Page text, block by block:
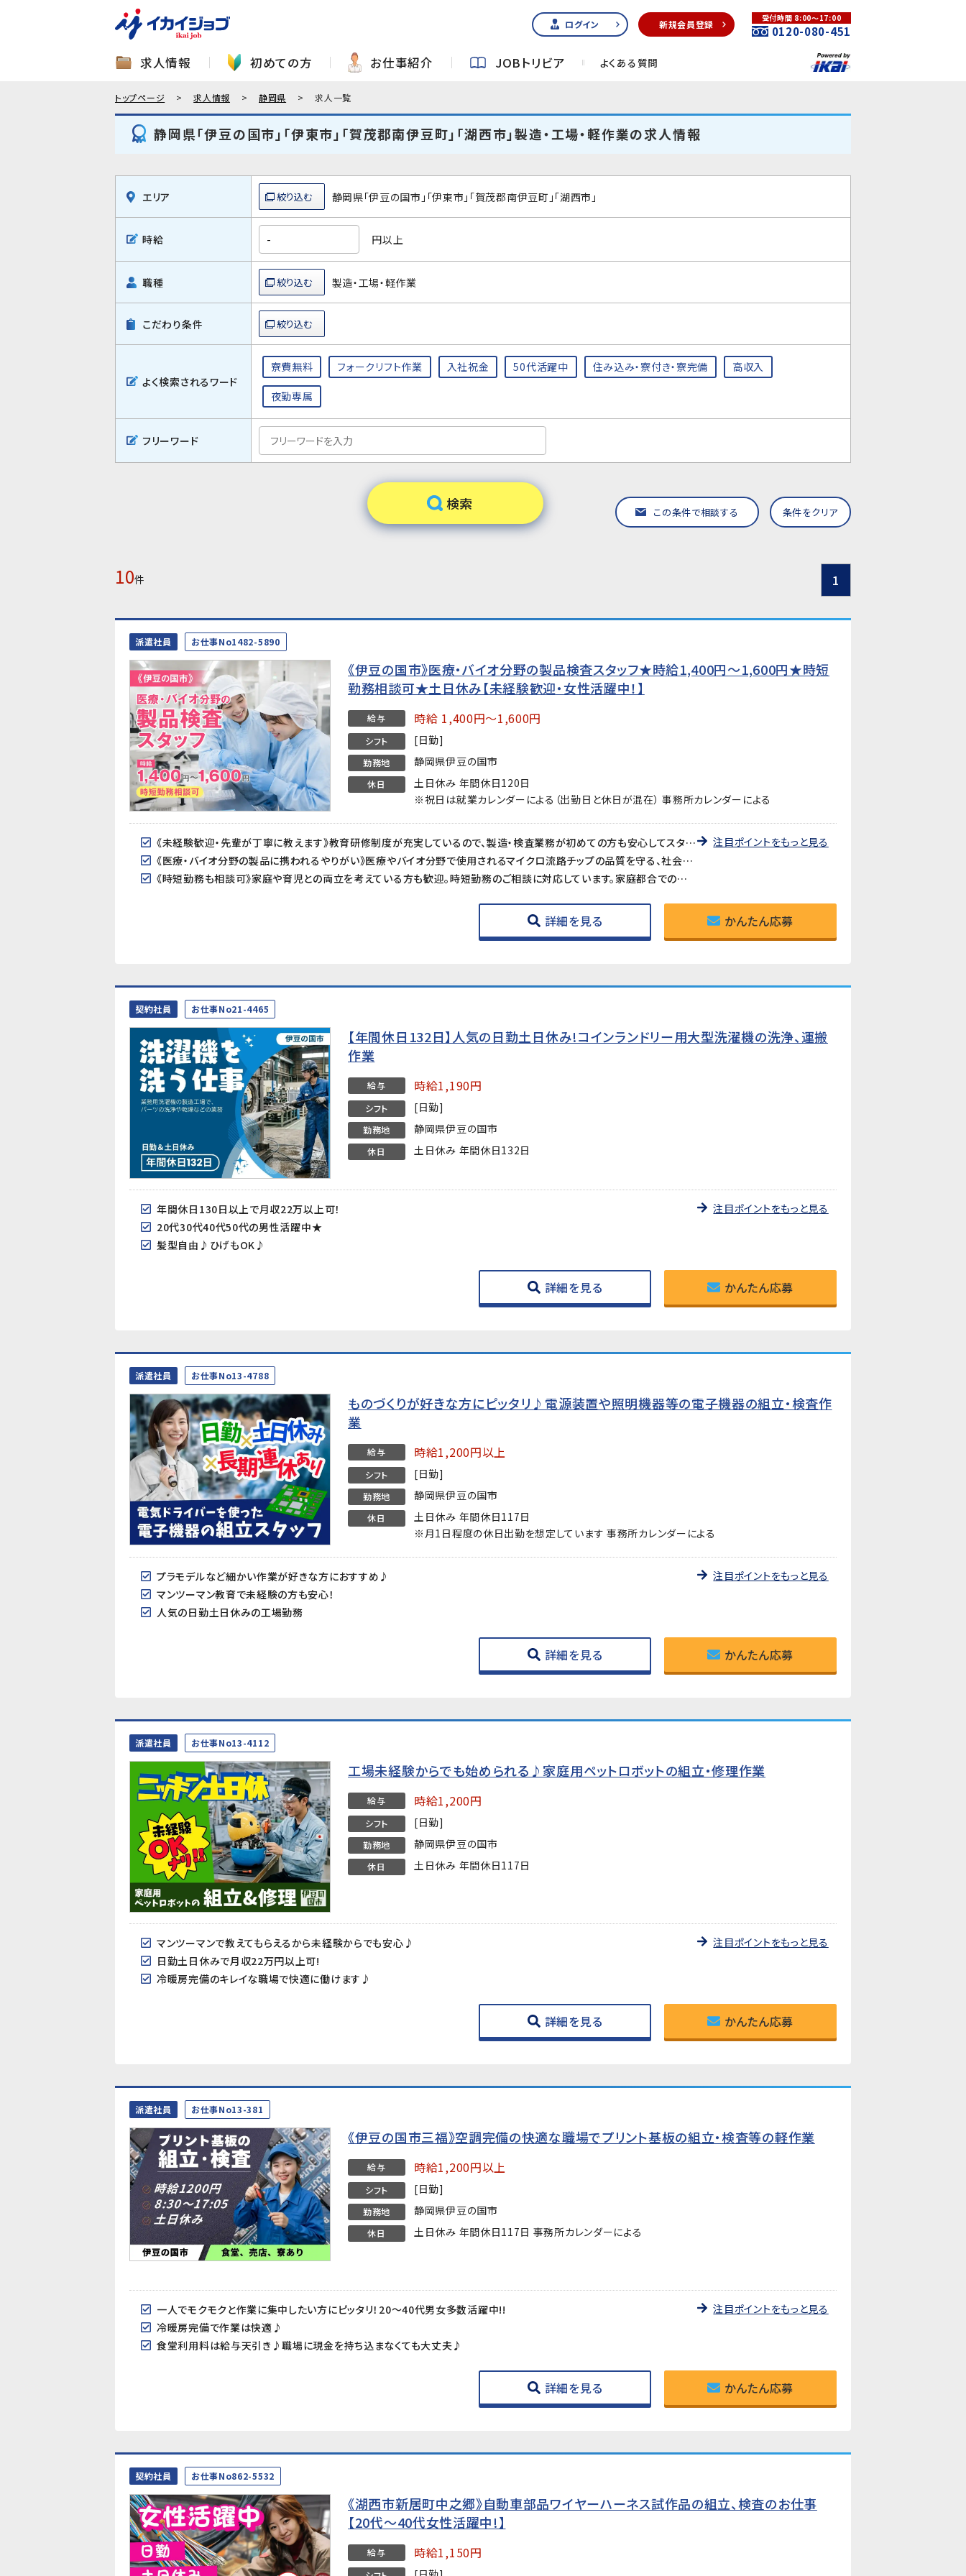
ログイン 新規会員登録
受付時間 8:00～17:00
0120-080-451
求人情報 初めての方 お仕事紹介 JOBトリビア よくある質問
トップページ 求人情報 静岡県 求人一覧
静岡県「伊豆の国市」「伊東市」「賀茂郡南伊豆町」「湖西市」製造・工場・軽作業の求人情報
エリア 静岡県「伊豆の国市」「伊東市」「賀茂郡南伊豆町」「湖西市」
時給 円以上
職種 製造・工場・軽作業
こだわり条件
よく検索されるワード
寮費無料 フォークリフト作業 入社祝金 50代活躍中 住み込み・寮付き・寮完備 高収入
夜勤専属
フリーワード
この条件で相談する 条件をクリア
10件 1
派遣社員 お仕事No1482-5890
《伊豆の国市》医療・バイオ分野の製品検査スタッフ★時給1,400円〜1,600円★時短
勤務相談可★土日休み【未経験歓迎・女性活躍中！】
給与 時給 1,400円～1,600円
シフト [日勤]
勤務地 静岡県伊豆の国市
休日
土日休み 年間休日120日
※祝日は就業カレンダーによる（出勤日と休日が混在） 事務所カレンダーによる
《未経験歓迎・先輩が丁寧に教えます》教育研修制度が充実しているので、製造・検査業務が初めての方も安心してスタートできます。アットホームな職場で長く働きやすい環境です。
《医療・バイオ分野の製品に携われるやりがい》医療やバイオ分野で使用されるマイクロ流路チップの品質を守る、社会に貢献できるお仕事です。クリーンルームでの作業で清潔な環境が保たれています。
《時短勤務も相談可》家庭や育児との両立を考えている方も歓迎。時短勤務のご相談に対応しています。家庭都合での休みも取りやすい職場です。
注目ポイントをもっと見る
詳細を見る かんたん応募
契約社員 お仕事No21-4465
【年間休日132日】人気の日勤土日休み!コインランドリー用大型洗濯機の洗浄、運搬
作業
給与 時給1,190円
シフト [日勤]
勤務地 静岡県伊豆の国市
休日 土日休み 年間休日132日
年間休日130日以上で月収22万以上可！
20代30代40代50代の男性活躍中★
髪型自由♪ひげもOK♪
注目ポイントをもっと見る
詳細を見る かんたん応募
派遣社員 お仕事No13-4788
ものづくりが好きな方にピッタリ♪電源装置や照明機器等の電子機器の組立・検査作
業
給与 時給1,200円以上
シフト [日勤]
勤務地 静岡県伊豆の国市
休日
土日休み 年間休日117日
※月1日程度の休日出勤を想定しています 事務所カレンダーによる
プラモデルなど細かい作業が好きな方におすすめ♪
マンツーマン教育で未経験の方も安心！
人気の日勤土日休みの工場勤務
注目ポイントをもっと見る
詳細を見る かんたん応募
派遣社員 お仕事No13-4112
工場未経験からでも始められる♪家庭用ペットロボットの組立・修理作業
給与 時給1,200円
シフト [日勤]
勤務地 静岡県伊豆の国市
休日 土日休み 年間休日117日
マンツーマンで教えてもらえるから未経験からでも安心♪
日勤土日休みで月収22万円以上可!
冷暖房完備のキレイな職場で快適に働けます♪
注目ポイントをもっと見る
詳細を見る かんたん応募
派遣社員 お仕事No13-381
《伊豆の国市三福》空調完備の快適な職場でプリント基板の組立・検査等の軽作業
給与 時給1,200円以上
シフト [日勤]
勤務地 静岡県伊豆の国市
休日 土日休み 年間休日117日 事務所カレンダーによる
一人でモクモクと作業に集中したい方にピッタリ！20～40代男女多数活躍中!!
冷暖房完備で作業は快適♪
食堂利用料は給与天引き♪職場に現金を持ち込まなくても大丈夫♪
注目ポイントをもっと見る
詳細を見る かんたん応募
契約社員 お仕事No862-5532
《湖西市新居町中之郷》自動車部品ワイヤーハーネス試作品の組立、検査のお仕事
【20代～40代女性活躍中!】
給与 時給1,150円